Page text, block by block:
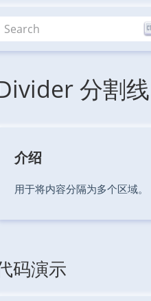
Search
分割线
介绍
用于将内容分隔为多个区域。
码演示